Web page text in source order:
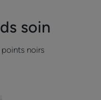
soin
noirs